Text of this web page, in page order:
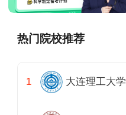
热门院校推荐
大连理工大学